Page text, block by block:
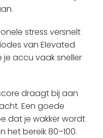
stress versnelt
van Elevated
je accu vaak sneller
draagt bij aan
Een goede
dat je wakker wordt
het bereik 80–100.